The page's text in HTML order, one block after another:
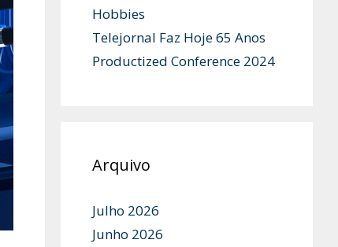
Hobbies
Telejornal Faz Hoje 65 Anos
Productized Conference 2024
Arquivo
Julho 2026
Junho 2026